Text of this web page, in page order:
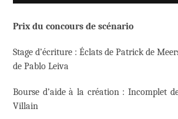
Prix du concours de scénario
Stage d’écriture : Éclats de Patrick de
de Pablo Leiva
Bourse d’aide à la création : Incomplet
Villain